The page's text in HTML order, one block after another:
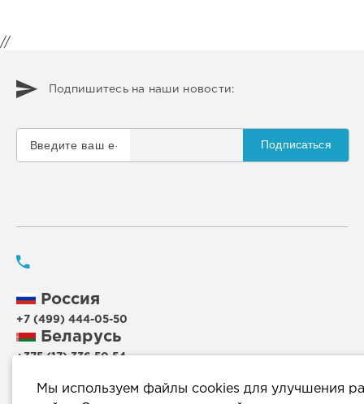
//
Подпишитесь на наши новости:
Подписаться
Россия
+7 (499) 444-05-50
Беларусь
+375 (17) 336 50 54
+375 (44) 711 95 56
Мы используем файлы cookies для улучшения